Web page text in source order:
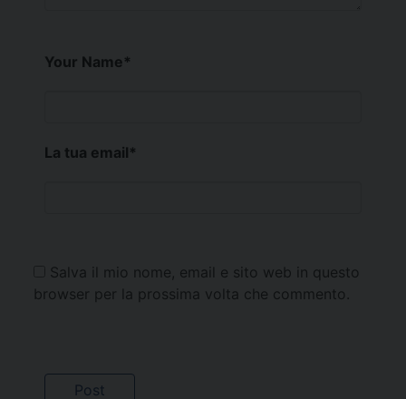
Your Name*
La tua email*
Salva il mio nome, email e sito web in questo
browser per la prossima volta che commento.